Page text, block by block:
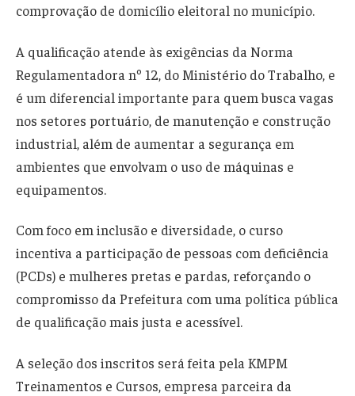
comprovação de domicílio eleitoral no município.
A qualificação atende às exigências da Norma
Regulamentadora nº 12, do Ministério do Trabalho, e
é um diferencial importante para quem busca vagas
nos setores portuário, de manutenção e construção
industrial, além de aumentar a segurança em
ambientes que envolvam o uso de máquinas e
equipamentos.
Com foco em inclusão e diversidade, o curso
incentiva a participação de pessoas com deficiência
(PCDs) e mulheres pretas e pardas, reforçando o
compromisso da Prefeitura com uma política pública
de qualificação mais justa e acessível.
A seleção dos inscritos será feita pela KMPM
Treinamentos e Cursos, empresa parceira da